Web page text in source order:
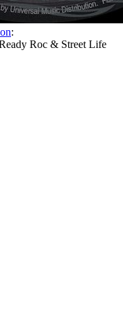
:
Roc & Street Life